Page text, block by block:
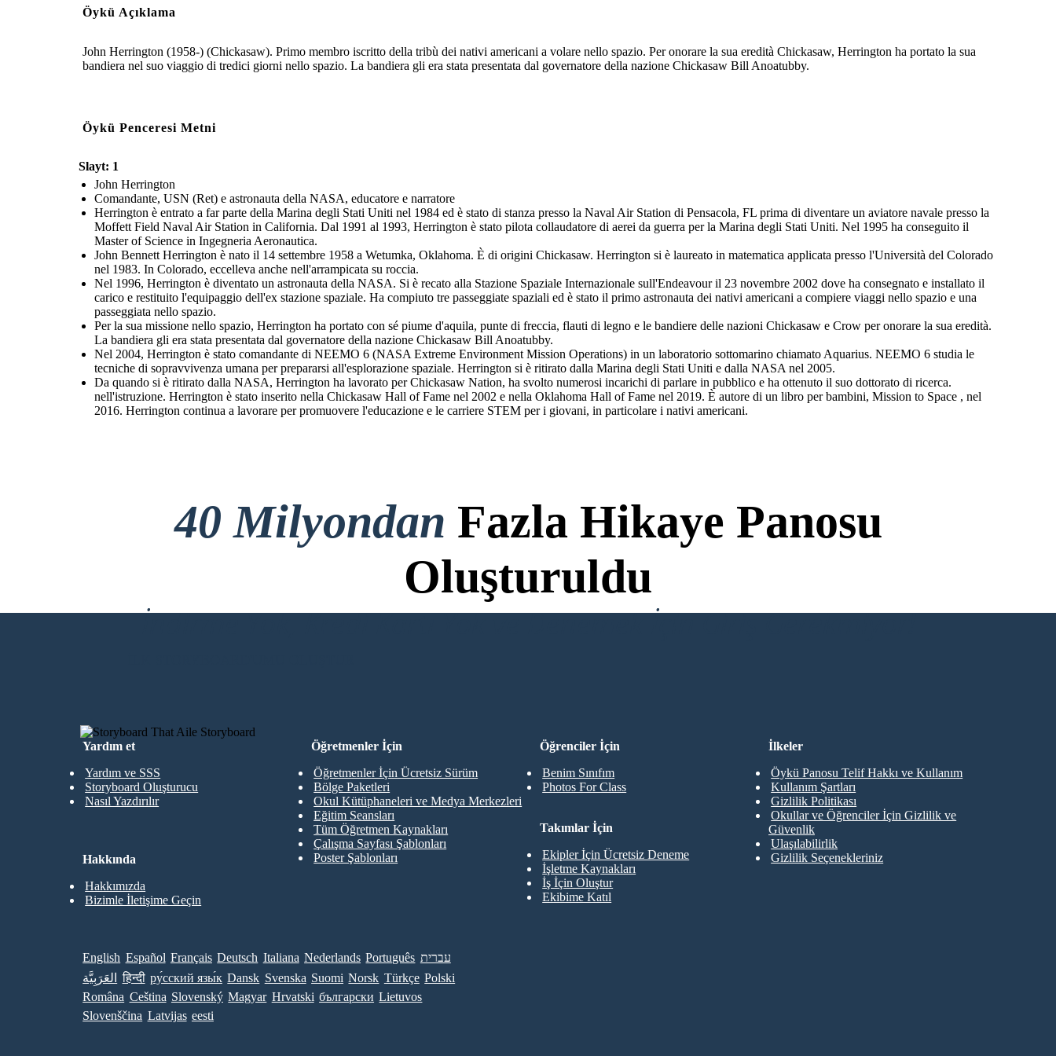
Öykü Açıklama
John Herrington (1958-) (Chickasaw). Primo membro iscritto della tribù dei nativi americani a volare nello spazio. Per onorare la sua eredità Chickasaw, Herrington ha portato la sua
bandiera nel suo viaggio di tredici giorni nello spazio. La bandiera gli era stata presentata dal governatore della nazione Chickasaw Bill Anoatubby.
Öykü Penceresi Metni
Slayt: 1
John Herrington
Comandante, USN (Ret) e astronauta della NASA, educatore e narratore
Herrington è entrato a far parte della Marina degli Stati Uniti nel 1984 ed è stato di stanza presso la Naval Air Station di Pensacola, FL prima di diventare un aviatore navale presso la
Moffett Field Naval Air Station in California. Dal 1991 al 1993, Herrington è stato pilota collaudatore di aerei da guerra per la Marina degli Stati Uniti. Nel 1995 ha conseguito il
Master of Science in Ingegneria Aeronautica.
John Bennett Herrington è nato il 14 settembre 1958 a Wetumka, Oklahoma. È di origini Chickasaw. Herrington si è laureato in matematica applicata presso l'Università del Colorado
nel 1983. In Colorado, eccelleva anche nell'arrampicata su roccia.
Nel 1996, Herrington è diventato un astronauta della NASA. Si è recato alla Stazione Spaziale Internazionale sull'Endeavour il 23 novembre 2002 dove ha consegnato e installato il
carico e restituito l'equipaggio dell'ex stazione spaziale. Ha compiuto tre passeggiate spaziali ed è stato il primo astronauta dei nativi americani a compiere viaggi nello spazio e una
passeggiata nello spazio.
Per la sua missione nello spazio, Herrington ha portato con sé piume d'aquila, punte di freccia, flauti di legno e le bandiere delle nazioni Chickasaw e Crow per onorare la sua eredità.
La bandiera gli era stata presentata dal governatore della nazione Chickasaw Bill Anoatubby.
Nel 2004, Herrington è stato comandante di NEEMO 6 (NASA Extreme Environment Mission Operations) in un laboratorio sottomarino chiamato Aquarius. NEEMO 6 studia le
tecniche di sopravvivenza umana per prepararsi all'esplorazione spaziale. Herrington si è ritirato dalla Marina degli Stati Uniti e dalla NASA nel 2005.
Da quando si è ritirato dalla NASA, Herrington ha lavorato per Chickasaw Nation, ha svolto numerosi incarichi di parlare in pubblico e ha ottenuto il suo dottorato di ricerca.
nell'istruzione. Herrington è stato inserito nella Chickasaw Hall of Fame nel 2002 e nella Oklahoma Hall of Fame nel 2019. È autore di un libro per bambini, Mission to Space , nel
2016. Herrington continua a lavorare per promuovere l'educazione e le carriere STEM per i giovani, in particolare i nativi americani.
40 Milyondan Fazla Hikaye Panosu
Oluşturuldu
İndirme Yok, Kredi Kartı Yok ve Denemek İçin Giriş Gerekmiyor!
Yardım et
Yardım ve SSS
Storyboard Oluşturucu
Nasıl Yazdırılır
Öğrenciler İçin
Benim Sınıfım
Photos For Class
Öğretmenler İçin
Öğretmenler İçin Ücretsiz Sürüm
Bölge Paketleri
Okul Kütüphaneleri ve Medya Merkezleri
Eğitim Seansları
Tüm Öğretmen Kaynakları
Çalışma Sayfası Şablonları
Poster Şablonları
Takımlar İçin
Ekipler İçin Ücretsiz Deneme
İşletme Kaynakları
İş İçin Oluştur
Ekibime Katıl
Hakkında
Hakkımızda
Bizimle İletişime Geçin
İlkeler
Öykü Panosu Telif Hakkı ve Kullanım
Kullanım Şartları
Gizlilik Politikası
Okullar ve Öğrenciler İçin Gizlilik ve
Güvenlik
Ulaşılabilirlik
Gizlilik Seçenekleriniz
English Español Français Deutsch Italiana Nederlands Português עברית
العَرَبِيَّة
हिन्दी ру́сский язы́к Dansk Svenska Suomi Norsk Türkçe Polski
Româna Ceština Slovenský Magyar Hrvatski български Lietuvos
Slovenščina Latvijas eesti